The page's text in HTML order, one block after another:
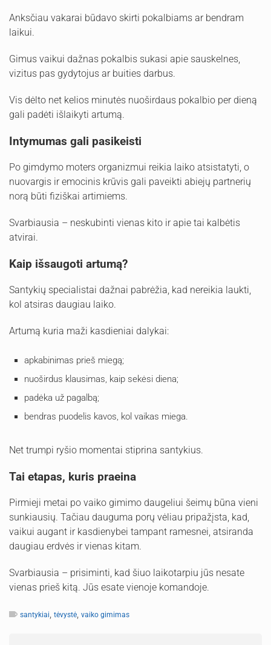
Anksčiau vakarai būdavo skirti pokalbiams ar bendram
laikui.
Gimus vaikui dažnas pokalbis sukasi apie sauskelnes,
vizitus pas gydytojus ar buities darbus.
Vis dėlto net kelios minutės nuoširdaus pokalbio per dieną
gali padėti išlaikyti artumą.
Intymumas gali pasikeisti
Po gimdymo moters organizmui reikia laiko atsistatyti, o
nuovargis ir emocinis krūvis gali paveikti abiejų partnerių
norą būti fiziškai artimiems.
Svarbiausia – neskubinti vienas kito ir apie tai kalbėtis
atvirai.
Kaip išsaugoti artumą?
Santykių specialistai dažnai pabrėžia, kad nereikia laukti,
kol atsiras daugiau laiko.
Artumą kuria maži kasdieniai dalykai:
apkabinimas prieš miegą;
nuoširdus klausimas, kaip sekėsi diena;
padėka už pagalbą;
bendras puodelis kavos, kol vaikas miega.
Net trumpi ryšio momentai stiprina santykius.
Tai etapas, kuris praeina
Pirmieji metai po vaiko gimimo daugeliui šeimų būna vieni
sunkiausių. Tačiau dauguma porų vėliau pripažįsta, kad,
vaikui augant ir kasdienybei tampant ramesnei, atsiranda
daugiau erdvės ir vienas kitam.
Svarbiausia – prisiminti, kad šiuo laikotarpiu jūs nesate
vienas prieš kitą. Jūs esate vienoje komandoje.
santykiai, tėvystė, vaiko gimimas